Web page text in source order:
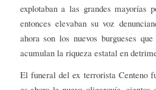
explotaban a las grandes mayorías
entonces elevaban su voz
ahora son los nuevos burgueses
acumulan la riqueza estatal en
El funeral del ex terrorista Centeno